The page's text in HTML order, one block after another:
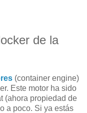
de la
(container engine)
Este motor ha sido
(ahora propiedad de
a poco. Si ya estás